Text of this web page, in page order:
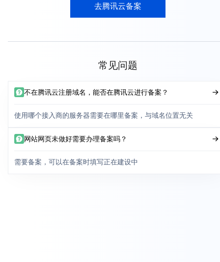
去腾讯云备案
常见问题
不在腾讯云注册域名，能否在腾讯云进行备案？
使用哪个接入商的服务器需要在哪里备案，与域名位置无关
网站网页未做好需要办理备案吗？
需要备案，可以在备案时填写正在建设中